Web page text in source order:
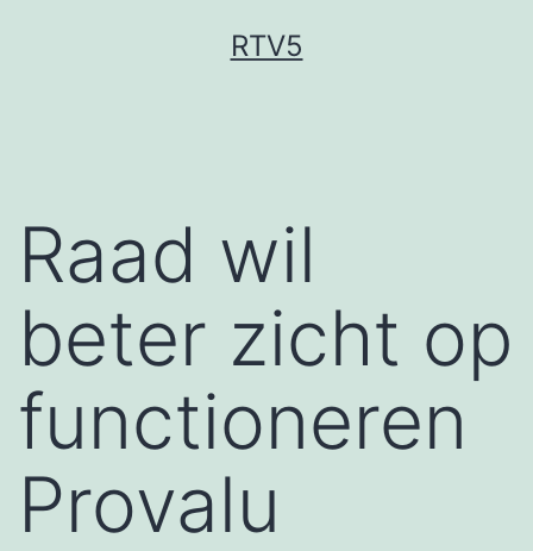
RTV5
Raad wil
beter zicht op
functioneren
Provalu